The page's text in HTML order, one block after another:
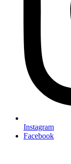
Instagram
Facebook